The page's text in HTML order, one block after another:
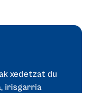
xedetzat du
irisgarria